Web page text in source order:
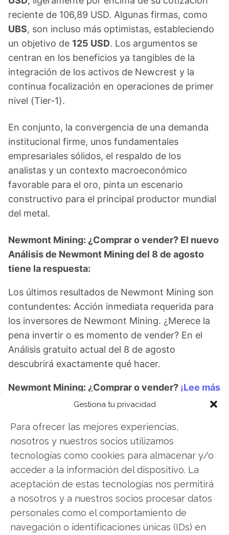
Gestiona tu privacidad
Para ofrecer las mejores experiencias,
nosotros y nuestros socios utilizamos
tecnologías como cookies para almacenar y/o
acceder a la información del dispositivo. La
aceptación de estas tecnologías nos permitirá
a nosotros y a nuestros socios procesar datos
personales como el comportamiento de
navegación o identificaciones únicas (IDs) en
reciente de 106,89 USD. Algunas firmas, como
UBS, son incluso más optimistas, estableciendo
un objetivo de 125 USD. Los argumentos se
centran en los beneficios ya tangibles de la
integración de los activos de Newcrest y la
continua focalización en operaciones de primer
nivel (Tier-1).
En conjunto, la convergencia de una demanda
institucional firme, unos fundamentales
empresariales sólidos, el respaldo de los
analistas y un contexto macroeconómico
favorable para el oro, pinta un escenario
constructivo para el principal productor mundial
del metal.
Newmont Mining: ¿Comprar o vender? El nuevo
Análisis de Newmont Mining del 8 de agosto
tiene la respuesta:
Los últimos resultados de Newmont Mining son
contundentes: Acción inmediata requerida para
los inversores de Newmont Mining. ¿Merece la
pena invertir o es momento de vender? En el
Análisis gratuito actual del 8 de agosto
descubrirá exactamente qué hacer.
Newmont Mining: ¿Comprar o vender? ¡Lee más
Newmont Mining
Compartir este artículo
Twitter